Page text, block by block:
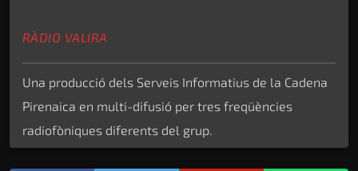
RÀDIO VALIRA
Una producció dels Serveis Informatius de la Cadena
Pirenaica en multi-difusió per tres freqüències
radiofòniques diferents del grup.